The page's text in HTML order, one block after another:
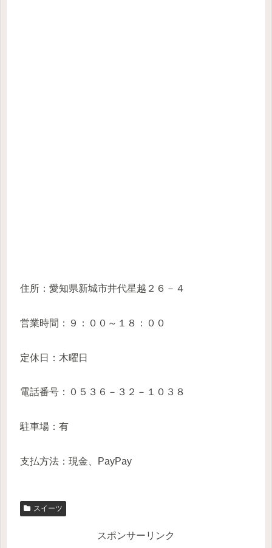
住所：愛知県新城市井代星越２６－４
営業時間：９：００～１８：００
定休日：木曜日
電話番号：０５３６－３２－１０３８
駐車場：有
支払方法：現金、PayPay
スイーツ
スポンサーリンク